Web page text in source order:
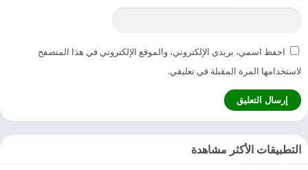
احفظ اسمي، بريدي الإلكتروني، والموقع الإلكتروني في هذا المتصفح
لاستخدامها المرة المقبلة في تعليقي.
التطبيقات الأكثر مشاهدة